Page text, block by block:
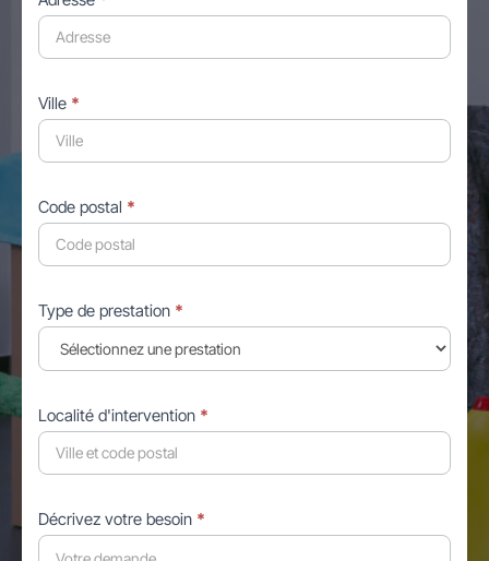
Ville *
Code postal *
Type de prestation *
Localité d'intervention *
Décrivez votre besoin *